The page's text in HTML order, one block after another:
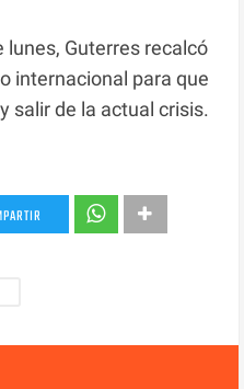
Guterres recalcó
internacional para que
salir de la actual crisis.